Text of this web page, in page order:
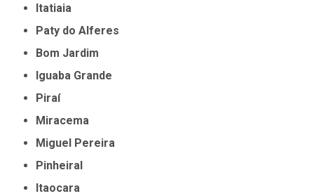
Itatiaia
Paty do Alferes
Bom Jardim
Iguaba Grande
Piraí
Miracema
Miguel Pereira
Pinheiral
Itaocara